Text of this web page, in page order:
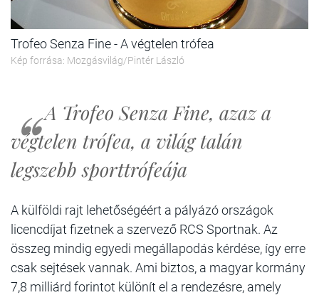
Trofeo Senza Fine - A végtelen trófea
Kép forrása: Mozgásvilág/Pintér László
A Trofeo Senza Fine, azaz a
végtelen trófea, a világ talán
legszebb sporttrófeája
A külföldi rajt lehetőségéért a pályázó országok
licencdíjat fizetnek a szervező RCS Sportnak. Az
összeg mindig egyedi megállapodás kérdése, így erre
csak sejtések vannak. Ami biztos, a magyar kormány
7,8 milliárd forintot különít el a rendezésre, amely